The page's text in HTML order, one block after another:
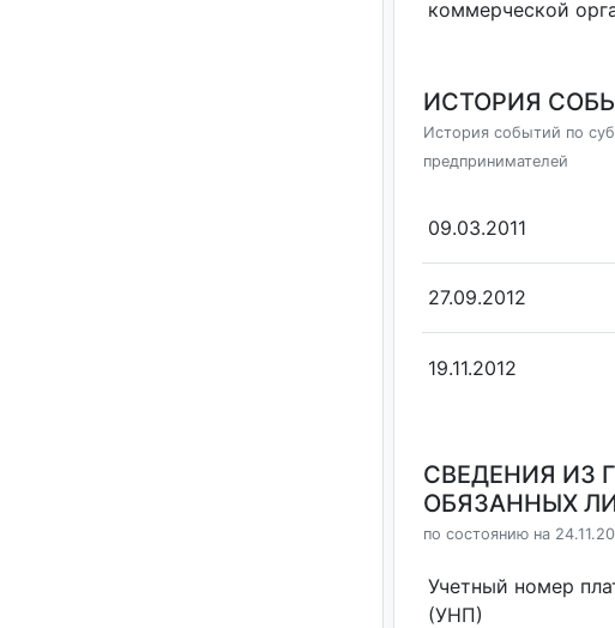
коммерческой
ИСТОРИЯ
История событий по
предпринимателей
09.03.2011
27.09.2012
19.11.2012
СВЕДЕНИЯ ИЗ
ОБЯЗАННЫХ
по состоянию на
Учетный номер
(УНП)